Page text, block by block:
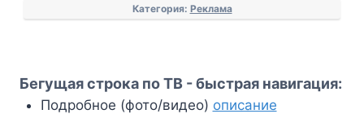
Категория: Реклама
Бегущая строка по ТВ - быстрая навигация:
Подробное (фото/видео) описание